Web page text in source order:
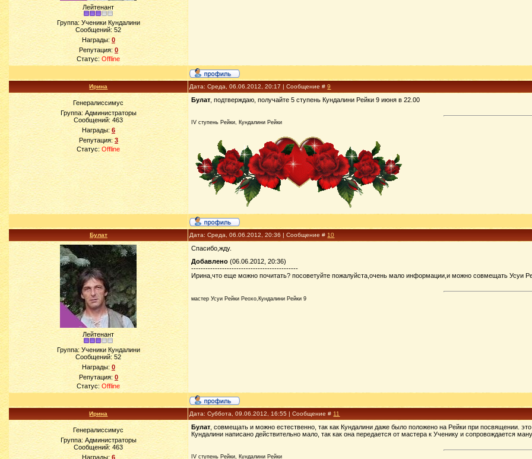
Лейтенант
Группа: Ученики Кундалини
Сообщений:52
Награды: 0
Репутация: 0
Статус:Offline
Ирина Дата: Среда, 06.06.2012, 20:17 | Сообщение #9
Генералиссимус
Группа: Администраторы
Сообщений:463
Награды: 6
Репутация:3
Статус:Offline
Булат , подтверждаю, получайте 5 ступень Кундалини Рейки 9 июня в 22.00
IV ступень Рейки, Кундалини Рейки
Булат Дата: Среда, 06.06.2012, 20:36 | Сообщение # 10
Лейтенант
Группа: Ученики Кундалини
Сообщений:52
Награды: 0
Репутация: 0
Статус:Offline
Спасибо,жду.
Добавлено (06.06.2012, 20:36)
---------------------------------------------
Ирина,что еще можно почитать? посоветуйте пожалуйста,очень мало информации,и можно совмещать Усуи
мастер Усуи Рейки Реохо,Кундалини Рейки 9
Ирина Дата: Суббота, 09.06.2012, 16:55 | Сообщение # 11
Генералиссимус
Группа: Администраторы
Сообщений:463
Награды: 6
Булат , совмещать и можно естественно, так как Кундалини даже было положено на Рейки при посвящении.
Кундалини написано действительно мало, так как она передается от мастера к Ученику и сопровождается
IV ступень Рейки, Кундалини Рейки